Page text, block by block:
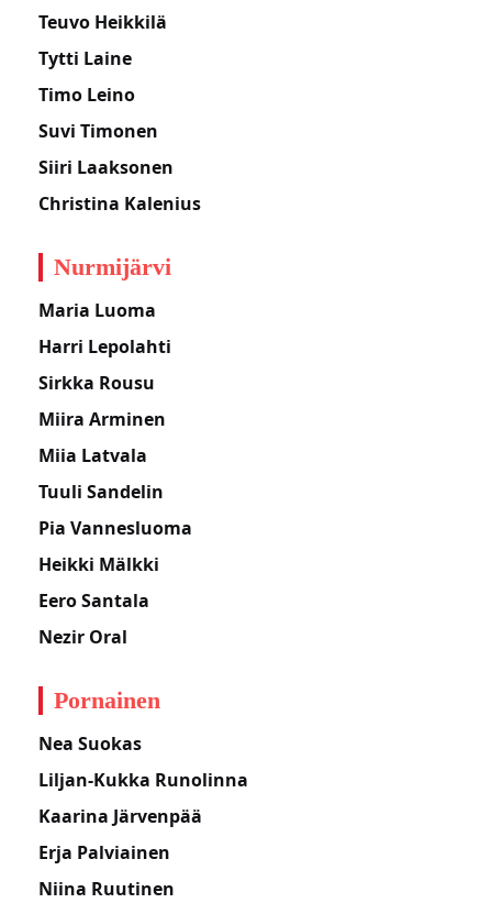
Teuvo Heikkilä
Tytti Laine
Timo Leino
Suvi Timonen
Siiri Laaksonen
Christina Kalenius
Nurmijärvi
Maria Luoma
Harri Lepolahti
Sirkka Rousu
Miira Arminen
Miia Latvala
Tuuli Sandelin
Pia Vannesluoma
Heikki Mälkki
Eero Santala
Nezir Oral
Pornainen
Nea Suokas
Liljan-Kukka Runolinna
Kaarina Järvenpää
Erja Palviainen
Niina Ruutinen